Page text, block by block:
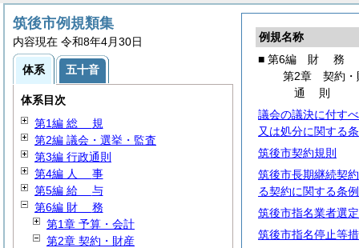
例規名称
■ 第6編 財 務
第2章 契約・
通 則
議会の議決に付す
又は処分に関する
筑後市契約規則
筑後市長期継続契
る契約に関する条例
筑後市指名業者選
筑後市指名停止等
筑後市例規類集
内容現在 令和8年4月30日
体系 五十音
体系目次
第1編 総 規
第2編 議会・選挙・監査
第3編 行政通則
第4編 人 事
第5編 給 与
第6編 財 務
第1章 予算・会計
第2章 契約・財産